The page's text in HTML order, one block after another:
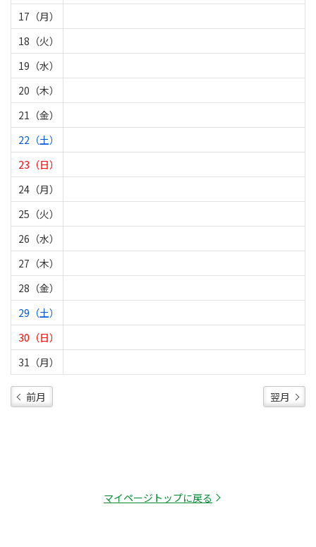
17（月）
18（火）
19（水）
20（木）
21（金）
22（土）
23（日）
24（月）
25（火）
26（水）
27（木）
28（金）
29（土）
30（日）
31（月）
前月 翌月
マイページトップに戻る